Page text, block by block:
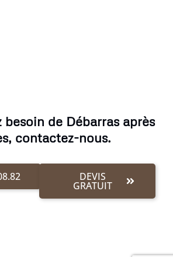
besoin de Débarras après
contactez-nous.
DEVIS
GRATUIT